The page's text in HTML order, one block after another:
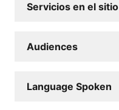
Servicios en el sitio
Audiences
Language Spoken